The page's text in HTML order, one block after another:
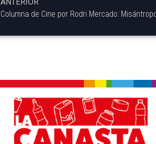
Columna de Cine por Rodri Mercado: